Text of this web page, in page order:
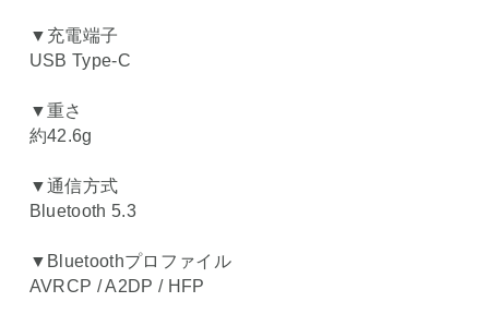
▼充電端子
USB Type-C
▼重さ
約42.6g
▼通信方式
Bluetooth 5.3
▼Bluetoothプロファイル
AVRCP / A2DP / HFP